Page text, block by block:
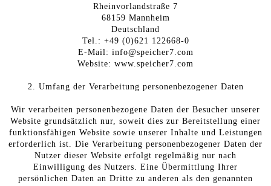
Rheinvorlandstraße 7
68159 Mannheim
Deutschland
Tel.: +49 (0)621 122668-0
E-Mail: info@speicher7.com
Website: www.speicher7.com
2. Umfang der Verarbeitung personenbezogener Daten
Wir verarbeiten personenbezogene Daten der Besucher unserer
Website grundsätzlich nur, soweit dies zur Bereitstellung einer
funktionsfähigen Website sowie unserer Inhalte und Leistungen
erforderlich ist. Die Verarbeitung personenbezogener Daten der
Nutzer dieser Website erfolgt regelmäßig nur nach
Einwilligung des Nutzers. Eine Übermittlung Ihrer
persönlichen Daten an Dritte zu anderen als den genannten